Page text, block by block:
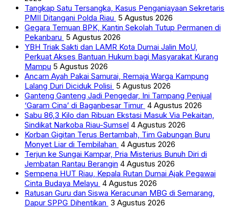
Tangkap Satu Tersangka, Kasus Penganiayaan Sekretaris
PMII Ditangani Polda Riau 5 Agustus 2026
Gegara Temuan BPK, Kantin Sekolah Tutup Permanen di
Pekanbaru 5 Agustus 2026
YBH Triak Sakti dan LAMR Kota Dumai Jalin MoU,
Perkuat Akses Bantuan Hukum bagi Masyarakat Kurang
Mampu 5 Agustus 2026
Ancam Ayah Pakai Samurai, Remaja Warga Kampung
Lalang Duri Diciduk Polisi 5 Agustus 2026
Ganteng Ganteng Jadi Pengedar, Ini Tampang Penjual
‘Garam Cina’ di Baganbesar Timur 4 Agustus 2026
Sabu 86,3 Kilo dan Ribuan Ekstasi Masuk Via Pekaitan,
Sindikat Narkoba Riau-Sumsel 4 Agustus 2026
Korban Gigitan Terus Bertambah, Tim Gabungan Buru
Monyet Liar di Tembilahan 4 Agustus 2026
Terjun ke Sungai Kampar, Pria Misterius Bunuh Diri di
Jembatan Rantau Berangin 4 Agustus 2026
Sempena HUT Riau, Kepala Rutan Dumai Ajak Pegawai
Cinta Budaya Melayu 4 Agustus 2026
Ratusan Guru dan Siswa Keracunan MBG di Semarang,
Dapur SPPG Dihentikan 3 Agustus 2026